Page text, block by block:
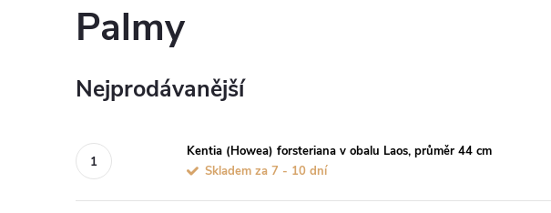
Palmy
Nejprodávanější
Kentia (Howea) forsteriana v obalu Laos, průměr 44 cm
Skladem za 7 - 10 dní